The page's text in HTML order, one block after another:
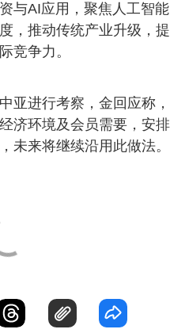
与AI应用，聚焦人工智能
，推动传统产业升级，提
竞争力。
亚进行考察，金回应称，
济环境及会员需要，安排
未来将继续沿用此做法。